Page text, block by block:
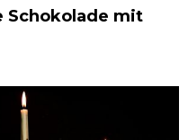
Schokolade mit